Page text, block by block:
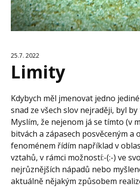
25.7. 2022
Limity
Kdybych měl jmenovat jedno
snad ze všech slov nejraději, byl by
Myslím, že nejenom já se tímto (v
bitvách a zápasech posvěceným a
fenoménem řídím například v
vztahů, v rámci možností:-(:-) ve
nejrůznějších nápadů nebo
aktuálně nějakým způsobem